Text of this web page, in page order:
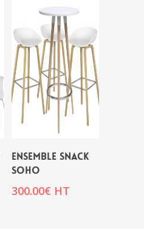
ENSEMBLE SNACK
SOHO
300.00€ HT